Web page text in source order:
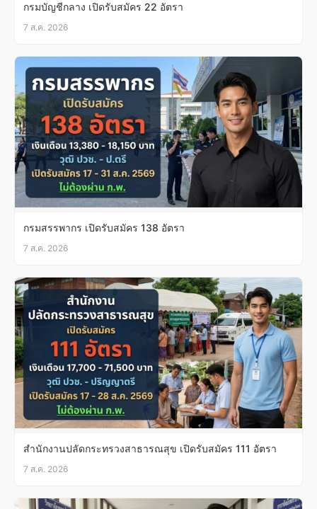
กรมบัญชีกลาง เปิดรับสมัคร 22 อัตรา
7 ส.ค. 2026
กรมสรรพากร เปิดรับสมัคร 138 อัตรา
7 ส.ค. 2026
สำนักงานปลัดกระทรวงสาธารณสุข เปิดรับสมัคร 111 อัตรา
7 ส.ค. 2026